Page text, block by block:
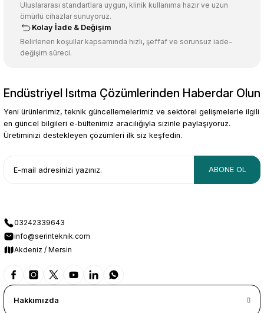
Uluslararası standartlara uygun, klinik kullanıma hazır ve uzun
ömürlü cihazlar sunuyoruz.
Kolay İade & Değişim
Belirlenen koşullar kapsamında hızlı, şeffaf ve sorunsuz iade–
değişim süreci.
Endüstriyel Isıtma Çözümlerinden Haberdar Olun
Yeni ürünlerimiz, teknik güncellemelerimiz ve sektörel gelişmelerle ilgili
en güncel bilgileri e-bültenimiz aracılığıyla sizinle paylaşıyoruz.
Üretiminizi destekleyen çözümleri ilk siz keşfedin.
ABONE OL
03242339643
info@serinteknik.com
Akdeniz / Mersin
Hakkımızda